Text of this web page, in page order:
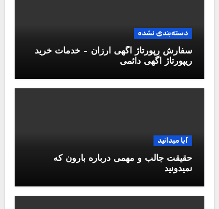
دسته‌بندی نشده
سفارش رپورتاژ آگهی ارزان – خدمات خرید
ریپورتاژ اگهی دائمی
آیا میدانید
حقیقت جالب و مهمی درباره بارون که
نمیدونید